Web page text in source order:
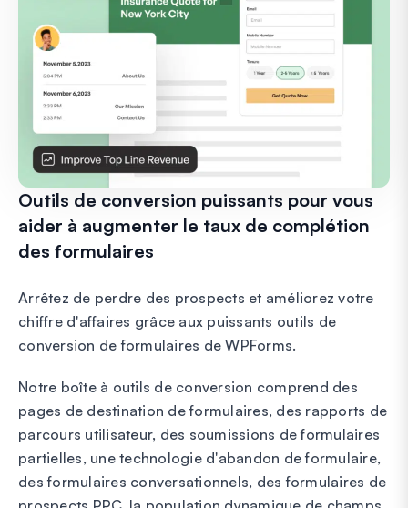
Outils de conversion puissants pour vous
aider à augmenter le taux de complétion
des formulaires
Arrêtez de perdre des prospects et améliorez votre
chiffre d'affaires grâce aux puissants outils de
conversion de formulaires de WPForms.
Notre boîte à outils de conversion comprend des
pages de destination de formulaires, des rapports de
parcours utilisateur, des soumissions de formulaires
partielles, une technologie d'abandon de formulaire,
des formulaires conversationnels, des formulaires de